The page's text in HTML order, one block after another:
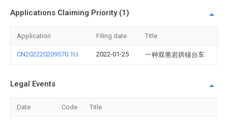
Applications Claiming Priority (1)
Application Filing date Title
CN202220209570.1U 2022-01-25 一种双凿岩拱锚台车
Legal Events
Date Code Title